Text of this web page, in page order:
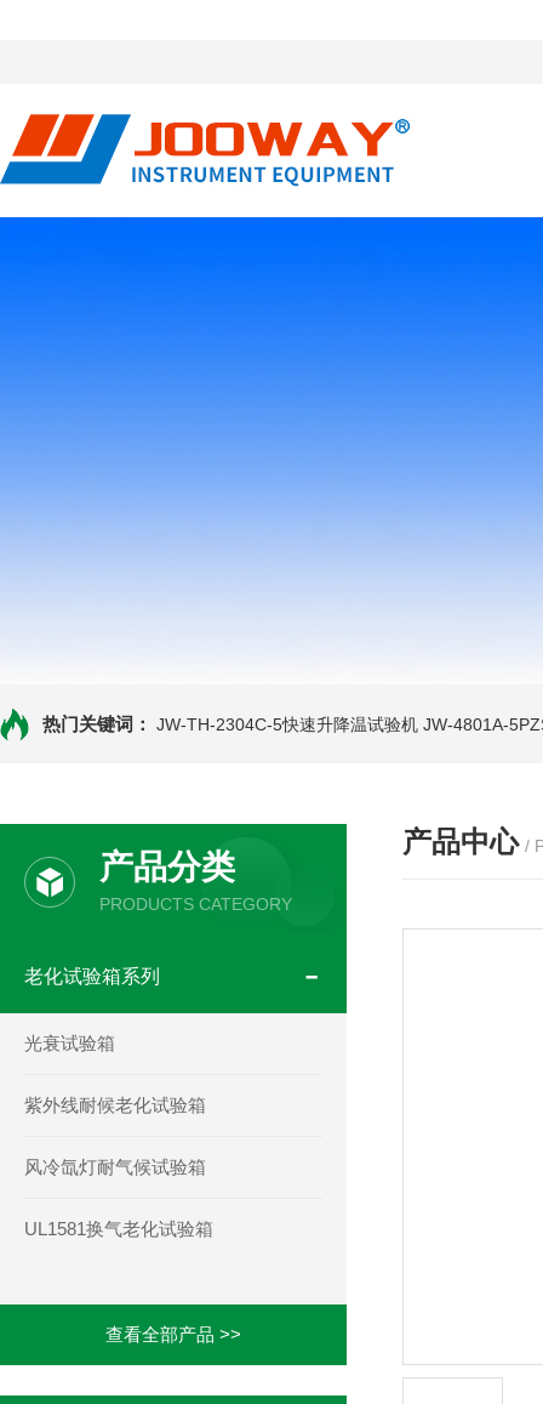
热门关键词： JW-TH-2304C-5快速升降温试验机 JW-4801A-
产品分类
PRODUCTS CATEGORY
老化试验箱系列
光衰试验箱
紫外线耐候老化试验箱
风冷氙灯耐气候试验箱
UL1581换气老化试验箱
查看全部产品 >>
产品中心 /